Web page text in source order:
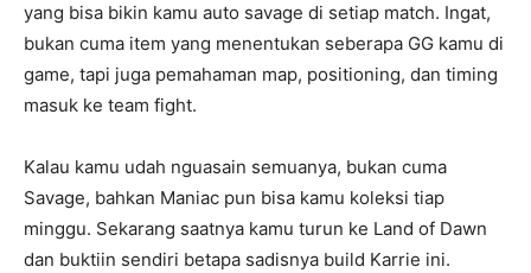
yang bisa bikin kamu auto savage di setiap match. Ingat,
bukan cuma item yang menentukan seberapa GG kamu di
game, tapi juga pemahaman map, positioning, dan timing
masuk ke team fight.
Kalau kamu udah nguasain semuanya, bukan cuma
Savage, bahkan Maniac pun bisa kamu koleksi tiap
minggu. Sekarang saatnya kamu turun ke Land of Dawn
dan buktiin sendiri betapa sadisnya build Karrie ini.